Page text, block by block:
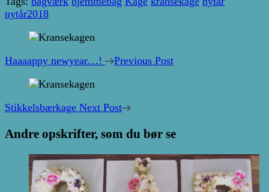
nytår2018
Post
Navigation
Haaaappy newyear…! Previous Post
Stikkelsbærkage Next Post
Andre opskrifter, som du bør se